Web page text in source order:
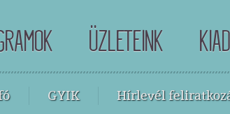
ÜZLETEINK
GYIK Hírlevél